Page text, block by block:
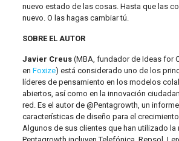
nuevo estado de las cosas. Hasta que las
nuevo. O las hagas cambiar tú.
SOBRE EL AUTOR
Javier Creus(MBA, fundador de Ideas for
en Foxize) está considerado uno de los
líderes de pensamiento en los modelos
abiertos, así como en la innovación
red. Es el autor de @Pentagrowth, un
características de diseño para el
Algunos de sus clientes que han utilizado